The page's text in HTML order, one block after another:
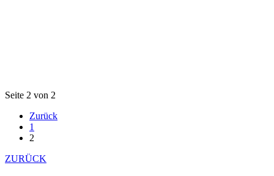
Seite 2 von 2
Zurück
1
2
ZURÜCK